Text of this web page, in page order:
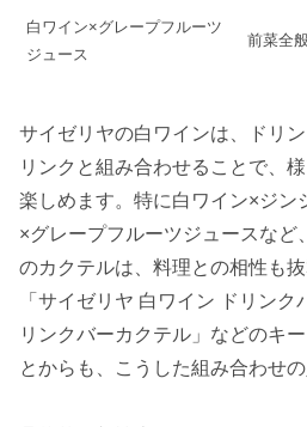
白ワイン×グレープフルーツ
ジュース
前菜全般
サイゼリヤの白ワインは、ドリ
リンクと組み合わせることで、
楽しめます。特に白ワイン×ジン
×グレープフルーツジュースなど
のカクテルは、料理との相性も
「サイゼリヤ 白ワイン ドリン
リンクバーカクテル」などのキ
とからも、こうした組み合わせ